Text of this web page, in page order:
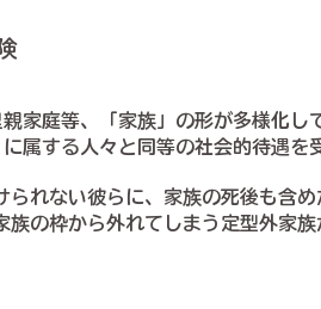
家庭等、「家族」の形が多様化し
属する人々と同等の社会的待遇を
れない彼らに、家族の死後も含
の枠から外れてしまう定型外家